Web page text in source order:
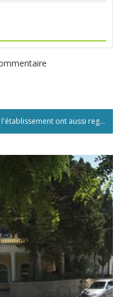
Les personnes ayant consulté la page de l'établissement ont aussi regardé:...